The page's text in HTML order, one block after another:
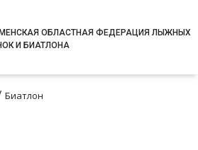
ОБЛАСТНАЯ ФЕДЕРАЦИЯ ЛЫЖНЫХ
И БИАТЛОНА
Биатлон